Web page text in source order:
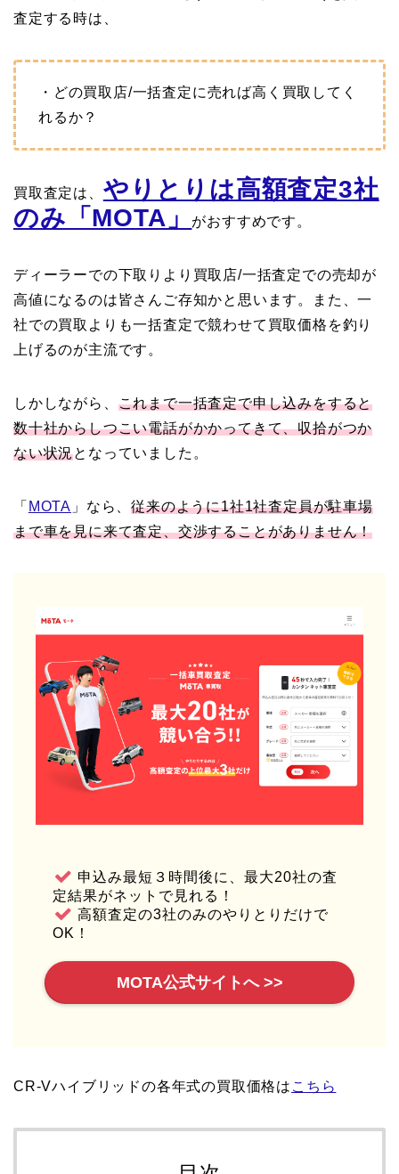
査定する時は、
・どの買取店/一括査定に売れば高く買取してく
れるか？
買取査定は、 やりとりは高額査定3社
のみ「MOTA」
がおすすめです。
ディーラーでの下取りより買取店/一括査定での売却が
高値になるのは皆さんご存知かと思います。また、一
社での買取よりも一括査定で競わせて買取価格を釣り
上げるのが主流です。
しかしながら、 これまで一括査定で申し込みをすると
数十社からしつこい電話がかかってきて、収拾がつか
ない状況となっていました。
「 MOTA 」なら、従来のように1社1社査定員が駐車場
まで車を見に来て査定、交渉することがありません！
申込み最短３時間後に、最大20社の査
定結果がネットで見れる！
高額査定の3社のみのやりとりだけで
OK！
MOTA公式サイトへ >>
CR-Vハイブリッドの各年式の買取価格は こちら